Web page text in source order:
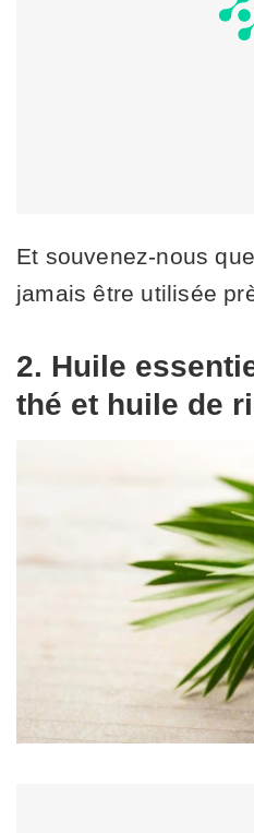
Et souvenez-nous
jamais être utilisée
2. Huile
thé et huile de